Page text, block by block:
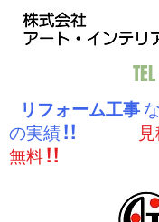
TEL
リフォーム工事
の実績 ! !
無料 ! !